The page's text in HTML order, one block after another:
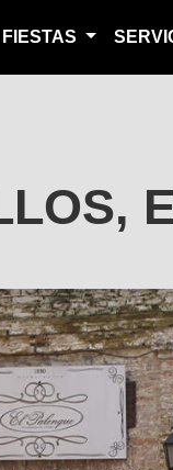
FIESTAS